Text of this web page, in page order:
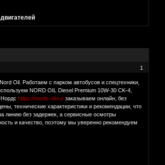
1
Oil. Работаем с парком автобусов и спецтехники,
NORD OIL Diesel Premium 10W-30 CK-4,
https://nords-oil.ru/ заказываем онлайн, без
технические характеристики и рекомендации, что
линию без задержек, а сервисные осмотры
и качество, поэтому мы уверенно рекомендуем